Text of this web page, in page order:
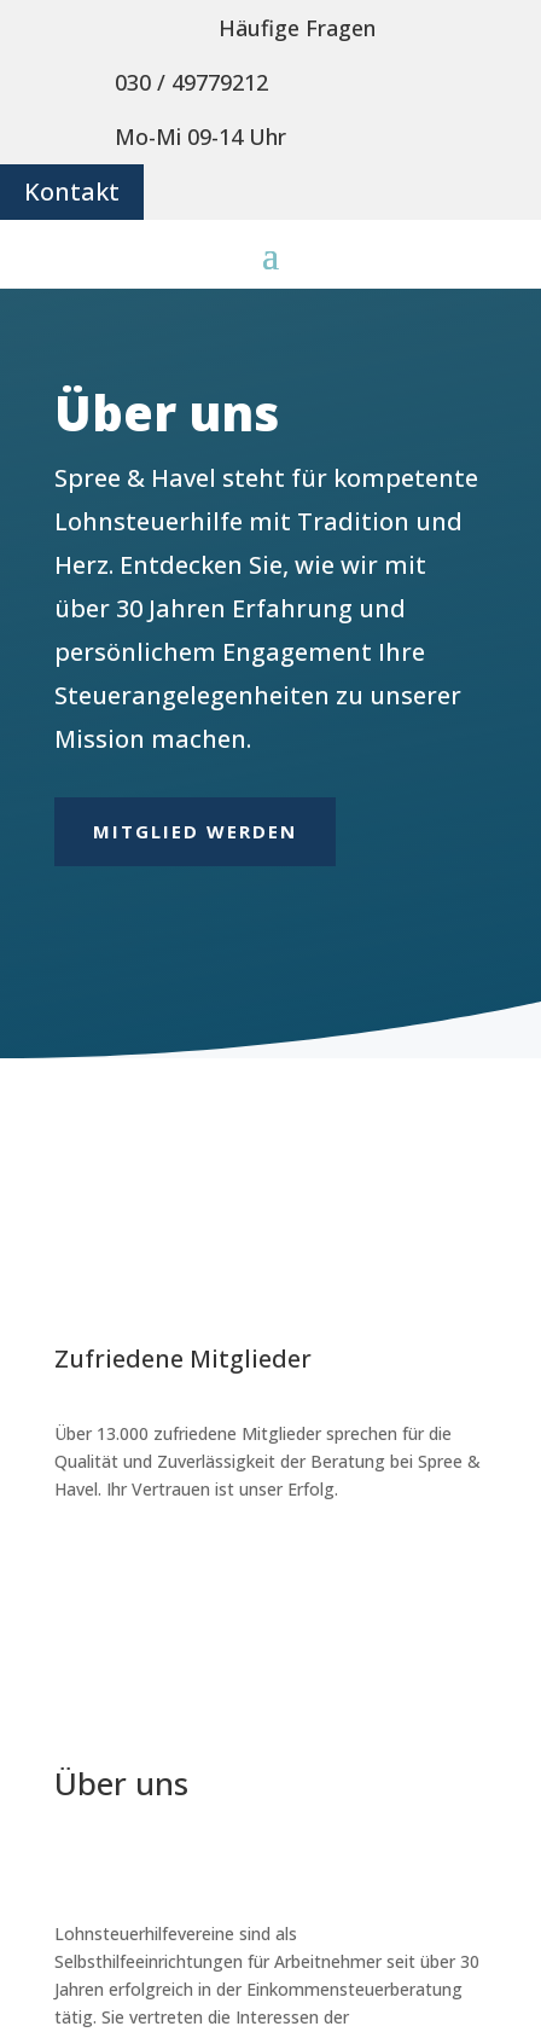
Häufige Fragen
030 / 49779212
Mo-Mi 09-14 Uhr
Kontakt
Über uns
Spree & Havel steht für kompetente
Lohnsteuerhilfe mit Tradition und
Herz. Entdecken Sie, wie wir mit
über 30 Jahren Erfahrung und
persönlichem Engagement Ihre
Steuerangelegenheiten zu unserer
Mission machen.
MITGLIED WERDEN
Zufriedene Mitglieder
Über 13.000 zufriedene Mitglieder sprechen für die
Qualität und Zuverlässigkeit der Beratung bei Spree &
Havel. Ihr Vertrauen ist unser Erfolg.
Über uns
Lohnsteuerhilfevereine sind als
Selbsthilfeeinrichtungen für Arbeitnehmer seit über 30
Jahren erfolgreich in der Einkommensteuerberatung
tätig. Sie vertreten die Interessen der